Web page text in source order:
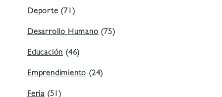
Deporte (71)
Desarrollo Humano (75)
Educación (46)
Emprendimiento (24)
Feria (51)